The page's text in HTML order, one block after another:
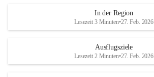
In der Region
Lesezeit 3 Minuten•27. Feb. 2026
Ausflugsziele
Lesezeit 2 Minuten•27. Feb. 2026